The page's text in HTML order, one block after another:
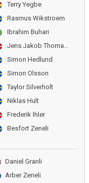
Terry Yegbe
Rasmus Wikstroem
Ibrahim Buhari
Jens Jakob Thomasen
Simon Hedlund
Simon Olsson
Taylor Silverholt
Niklas Hult
Frederik Ihler
Besfort Zeneli
Daniel Granli
Arber Zeneli